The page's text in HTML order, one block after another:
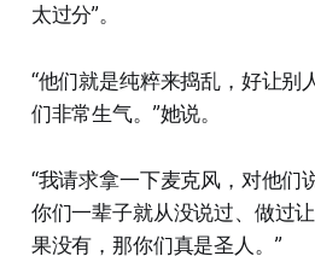
太过分”。
“他们就是纯粹来捣乱，好让别
们非常生气。”她说。
“我请求拿一下麦克风，对他
你们一辈子就从没说过、做过
果没有，那你们真是圣人。”